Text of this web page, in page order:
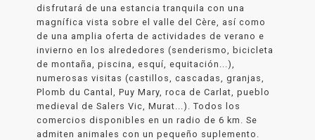
disfrutará de una estancia tranquila con una
magnífica vista sobre el valle del Cère, así como
de una amplia oferta de actividades de verano e
invierno en los alrededores (senderismo, bicicleta
de montaña, piscina, esquí, equitación...),
numerosas visitas (castillos, cascadas, granjas,
Plomb du Cantal, Puy Mary, roca de Carlat, pueblo
medieval de Salers Vic, Murat...). Todos los
comercios disponibles en un radio de 6 km. Se
admiten animales con un pequeño suplemento.